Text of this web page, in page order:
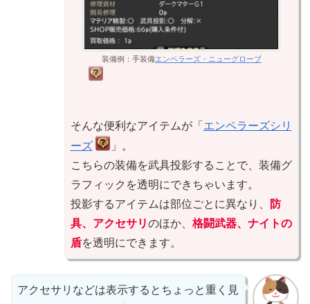
装備例：手装備エンペラーズ・ニューグローブ
そんな便利なアイテムが「 エンペラーズシリ
ーズ
」。
こちらの装備を武具投影することで、装備グ
ラフィックを透明にできちゃいます。
投影するアイテムは部位ごとに異なり、
防
具、アクセサリのほか、 格闘武器、ナイトの
盾を透明にできます。
アクセサリなどは表示するとちょっと重く見